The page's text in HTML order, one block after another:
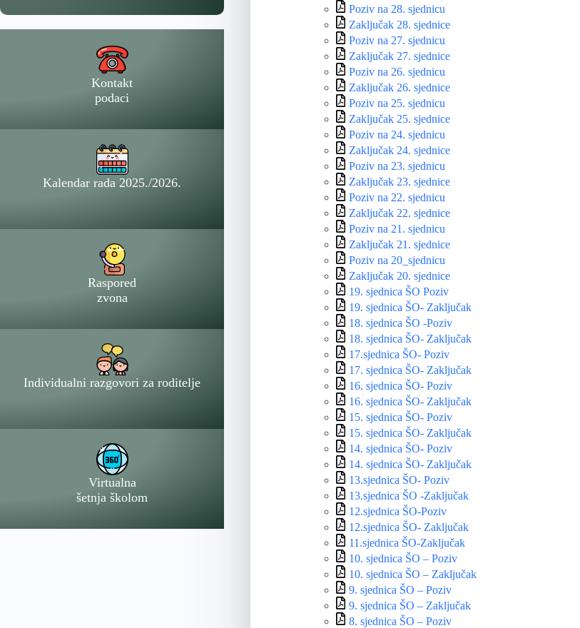
Poziv na 28. sjednicu
Zaključak 28. sjednice
Poziv na 27. sjednicu
Zaključak 27. sjednice
Poziv na 26. sjednicu
Zaključak 26. sjednice
Poziv na 25. sjednicu
Zaključak 25. sjednice
Poziv na 24. sjednicu
Zaključak 24. sjednice
Poziv na 23. sjednicu
Zaključak 23. sjednice
Poziv na 22. sjednicu
Zaključak 22. sjednice
Poziv na 21. sjednicu
Zaključak 21. sjednice
Poziv na 20_sjednicu
Zaključak 20. sjednice
19. sjednica ŠO Poziv
19. sjednica ŠO- Zaključak
18. sjednica ŠO -Poziv
18. sjednica ŠO- Zaključak
17.sjednica ŠO- Poziv
17. sjednica ŠO- Zaključak
16. sjednica ŠO- Poziv
16. sjednica ŠO- Zaključak
15. sjednica ŠO- Poziv
15. sjednica ŠO- Zaključak
14. sjednica ŠO- Poziv
14. sjednica ŠO- Zaključak
13.sjednica ŠO- Poziv
13.sjednica ŠO -Zaključak
12.sjednica ŠO-Poziv
12.sjednica ŠO- Zaključak
11.sjednica ŠO-Zaključak
10. sjednica ŠO – Poziv
10. sjednica ŠO – Zaključak
9. sjednica ŠO – Poziv
9. sjednica ŠO – Zaključak
8. sjednica ŠO – Poziv
Kontakt
podaci
Kalendar rada 2025./2026.
Raspored
zvona
Individualni razgovori za roditelje
Virtualna
šetnja školom